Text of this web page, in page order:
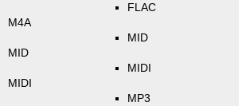
M4A
MID
MIDI
FLAC
MID
MIDI
MP3